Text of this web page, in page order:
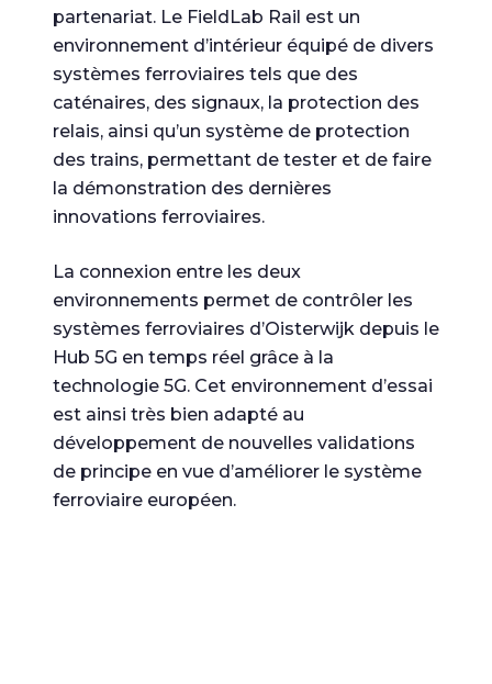
partenariat. Le FieldLab Rail est un
environnement d’intérieur équipé de divers
systèmes ferroviaires tels que des
caténaires, des signaux, la protection des
relais, ainsi qu’un système de protection
des trains, permettant de tester et de faire
la démonstration des dernières
innovations ferroviaires.
La connexion entre les deux
environnements permet de contrôler les
systèmes ferroviaires d’Oisterwijk depuis le
Hub 5G en temps réel grâce à la
technologie 5G. Cet environnement d’essai
est ainsi très bien adapté au
développement de nouvelles validations
de principe en vue d’améliorer le système
ferroviaire européen.